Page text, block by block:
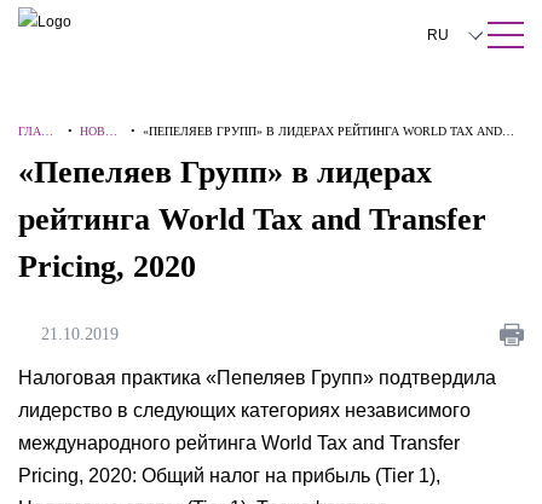
ПОИСК ПО САЙТУ Закрыть
RU
中文
Deutsch
Español
Français
日本語
ГЛАВН
•НОВОС
•«ПЕПЕЛЯЕВ ГРУПП» В ЛИДЕРАХ РЕЙТИНГА WORLD TAX AND
«Пепеляев Групп» в лидерах
рейтинга World Tax and Transfer
Pricing, 2020
21.10.2019
Налоговая практика «Пепеляев Групп» подтвердила
лидерство в следующих категориях независимого
международного рейтинга World Tax and Transfer
Pricing, 2020: Общий налог на прибыль (Tier 1),